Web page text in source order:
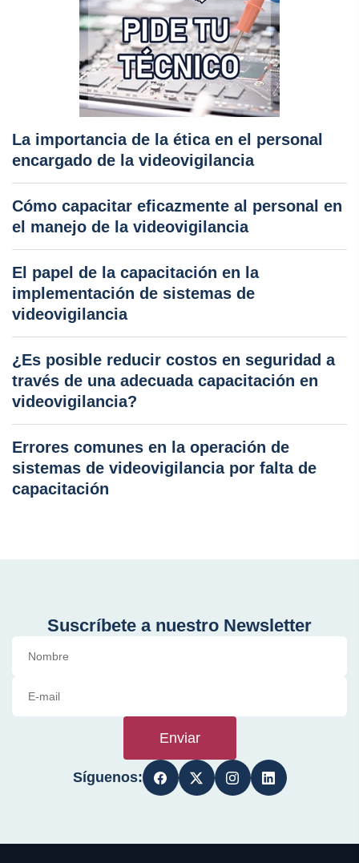
La importancia de la ética en el personal
encargado de la videovigilancia
Cómo capacitar eficazmente al personal en
el manejo de la videovigilancia
El papel de la capacitación en la
implementación de sistemas de
videovigilancia
¿Es posible reducir costos en seguridad a
través de una adecuada capacitación en
videovigilancia?
Errores comunes en la operación de
sistemas de videovigilancia por falta de
capacitación
Suscríbete a nuestro Newsletter
Enviar
Síguenos: